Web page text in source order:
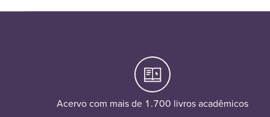
Acervo com mais de 1.700 livros acadêmicos